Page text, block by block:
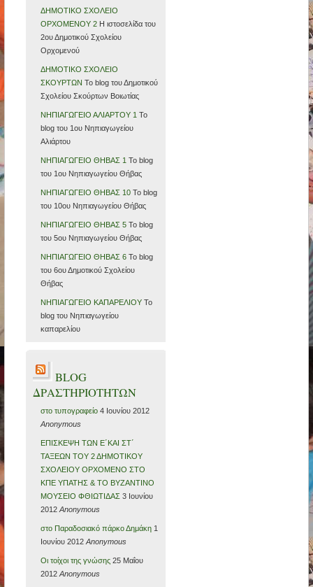
ΔΗΜΟΤΙΚΟ ΣΧΟΛΕΙΟ
ΟΡΧΟΜΕΝΟΥ 2Η ιστοσελίδα του
2ου Δημοτικού Σχολείου
Ορχομενού
ΔΗΜΟΤΙΚΟ ΣΧΟΛΕΙΟ
ΣΚΟΥΡΤΩΝ Το blog του Δημοτικού
Σχολείου Σκούρτων Βοιωτίας
ΝΗΠΙΑΓΩΓΕΙΟ ΑΛΙΑΡΤΟΥ 1 Το
blog του 1ου Νηπιαγωγείου
Αλιάρτου
ΝΗΠΙΑΓΩΓΕΙΟ ΘΗΒΑΣ 1 Το blog
του 1ου Νηπιαγωγείου Θήβας
ΝΗΠΙΑΓΩΓΕΙΟ ΘΗΒΑΣ 10Το blog
του 10ου Νηπιαγωγείου Θήβας
ΝΗΠΙΑΓΩΓΕΙΟ ΘΗΒΑΣ 5Το blog
του 5ου Νηπιαγωγείου Θήβας
ΝΗΠΙΑΓΩΓΕΙΟ ΘΗΒΑΣ 6Το blog
του 6ου Δημοτικού Σχολείου
Θήβας
ΝΗΠΙΑΓΩΓΕΙΟ ΚΑΠΑΡΕΛΙΟΥΤο
blog του Νηπιαγωγείου
καπαρελίου
BLOG
ΔΡΑΣΤΗΡΙΟΤΗΤΩΝ
στο τυπογραφείο 4 Ιουνίου 2012
Anonymous
ΕΠΙΣΚΕΨΗ ΤΩΝ Ε΄ΚΑΙ ΣΤ΄
ΤΑΞΕΩΝ ΤΟΥ 2 ΔΗΜΟΤΙΚΟΥ
ΣΧΟΛΕΙΟΥ ΟΡΧΟΜΕΝΟ ΣΤΟ
ΚΠΕ ΥΠΑΤΗΣ & ΤΟ ΒΥΖΑΝΤΙΝΟ
ΜΟΥΣΕΙΟ ΦΘΙΩΤΙΔΑΣ 3 Ιουνίου
2012 Anonymous
στο Παραδοσιακό πάρκο Δημάκη 1
Ιουνίου 2012 Anonymous
Οι τοίχοι της γνώσης 25 Μαΐου
2012 Anonymous